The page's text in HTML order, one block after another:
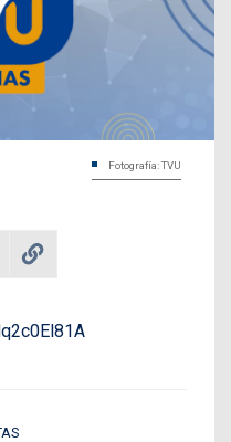
Fotografía: TVU